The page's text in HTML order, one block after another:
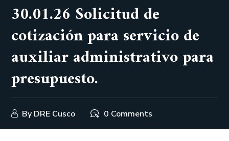
30.01.26 Solicitud de
cotización para servicio de
auxiliar administrativo para
presupuesto.
By DRE Cusco 0 Comments